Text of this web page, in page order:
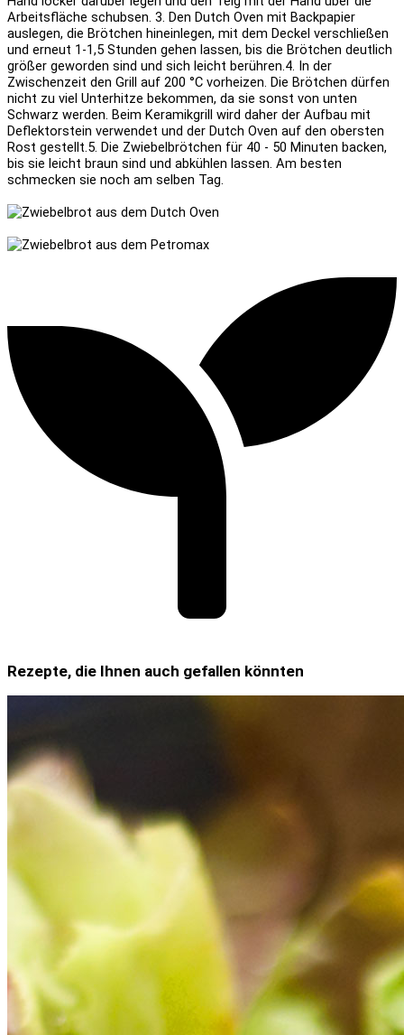
Arbeitsfläche schubsen. 3. Den Dutch Oven mit Backpapier
auslegen, die Brötchen hineinlegen, mit dem Deckel verschließen
und erneut 1-1,5 Stunden gehen lassen, bis die Brötchen deutlich
größer geworden sind und sich leicht berühren.4. In der
Zwischenzeit den Grill auf 200 °C vorheizen. Die Brötchen dürfen
nicht zu viel Unterhitze bekommen, da sie sonst von unten
Schwarz werden. Beim Keramikgrill wird daher der Aufbau mit
Deflektorstein verwendet und der Dutch Oven auf den obersten
Rost gestellt.5. Die Zwiebelbrötchen für 40 - 50 Minuten backen,
bis sie leicht braun sind und abkühlen lassen. Am besten
schmecken sie noch am selben Tag.
Rezepte, die Ihnen auch gefallen könnten